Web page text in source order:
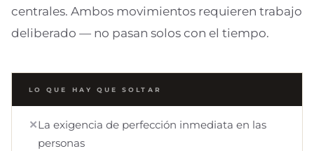
centrales. Ambos movimientos requieren trabajo
deliberado — no pasan solos con el tiempo.
LO QUE HAY QUE SOLTAR
La exigencia de perfección inmediata en las
personas